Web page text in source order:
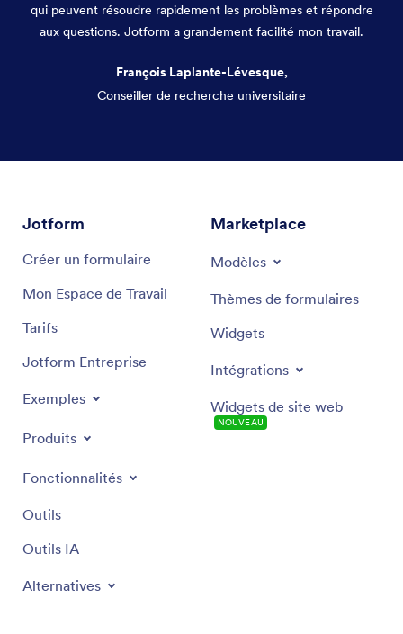
qui peuvent résoudre rapidement les problèmes et répondre
aux questions. Jotform a grandement facilité mon travail.
François Laplante-Lévesque,
Conseiller de recherche universitaire
Jotform
Créer un formulaire
Mon Espace de Travail
Tarifs
Jotform Entreprise
Exemples
Produits
Fonctionnalités
Outils
Outils IA
Alternatives
Marketplace
Modèles
Thèmes de formulaires
Widgets
Intégrations
Widgets de site web
NOUVEAU